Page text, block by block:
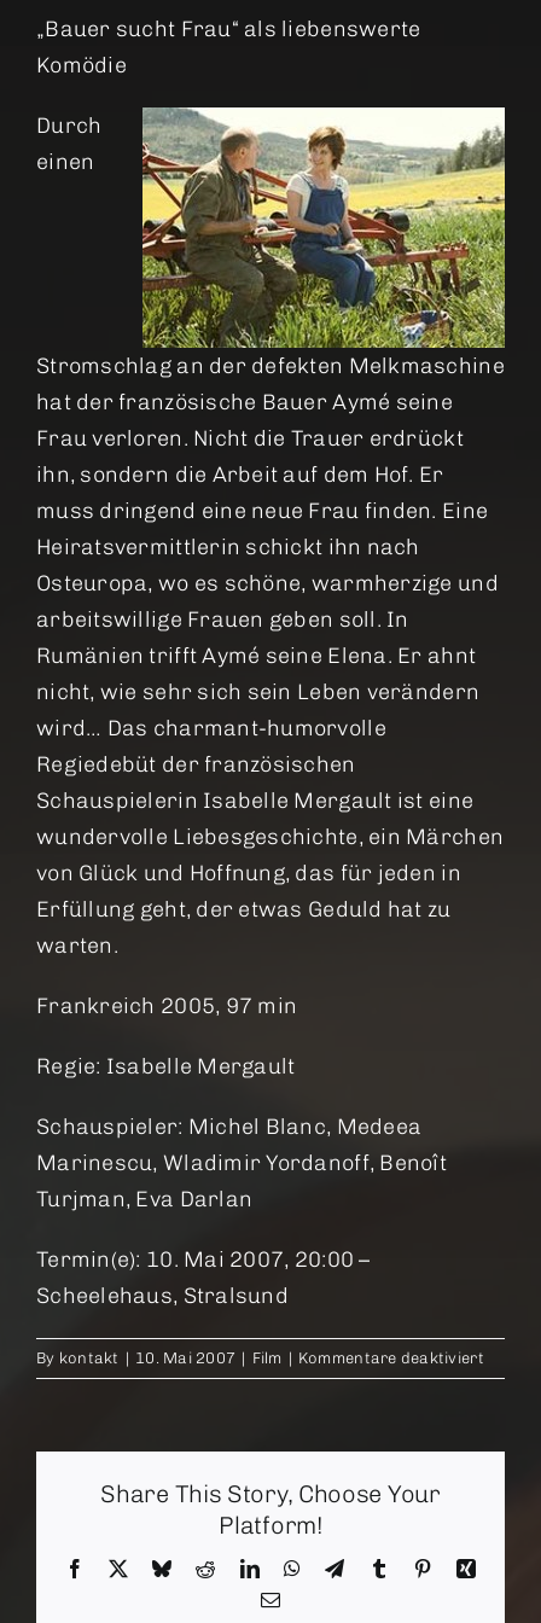
„Bauer sucht Frau“ als liebenswerte
Komödie
Durch
einen
Stromschlag an der defekten Melkmaschine
hat der französische Bauer Aymé seine
Frau verloren. Nicht die Trauer erdrückt
ihn, sondern die Arbeit auf dem Hof. Er
muss dringend eine neue Frau finden. Eine
Heiratsvermittlerin schickt ihn nach
Osteuropa, wo es schöne, warmherzige und
arbeitswillige Frauen geben soll. In
Rumänien trifft Aymé seine Elena. Er ahnt
nicht, wie sehr sich sein Leben verändern
wird… Das charmant-humorvolle
Regiedebüt der französischen
Schauspielerin Isabelle Mergault ist eine
wundervolle Liebesgeschichte, ein Märchen
von Glück und Hoffnung, das für jeden in
Erfüllung geht, der etwas Geduld hat zu
warten.
Frankreich 2005, 97 min
Regie: Isabelle Mergault
Schauspieler: Michel Blanc, Medeea
Marinescu, Wladimir Yordanoff, Benoît
Turjman, Eva Darlan
Termin(e): 10. Mai 2007, 20:00 –
Scheelehaus, Stralsund
By kontakt | 10. Mai 2007 | Film | Kommentare deaktiviertfür
Sie
Share This Story, Choose Your
Platform!
Facebook BlueskyRedditLinkedInWhatsApp
TelegramTumblr PinterestXing
Email